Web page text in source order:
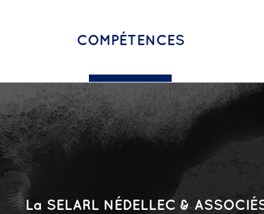
COMPÉTENCES
La SELARL NÉDELLEC &